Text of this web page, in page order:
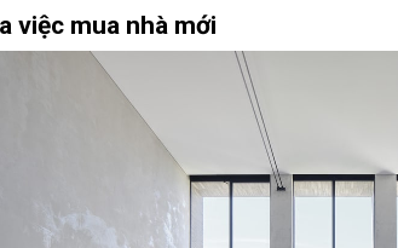
việc mua nhà mới